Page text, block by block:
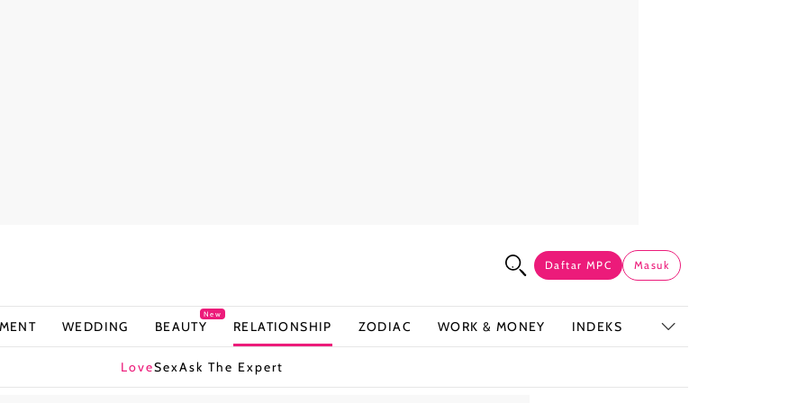
Daftar MPC Masuk
WEDDING BEAUTY
New
RELATIONSHIP ZODIAC WORK & MONEY INDEKS
LoveSexAsk The Expert